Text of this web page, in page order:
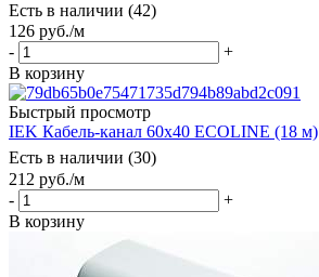
Есть в наличии (42)
126 руб./м
-
+
В корзину
Быстрый просмотр
IEK Кабель-канал 60х40 ECOLINE (18 м)
Есть в наличии (30)
212 руб./м
-
+
В корзину